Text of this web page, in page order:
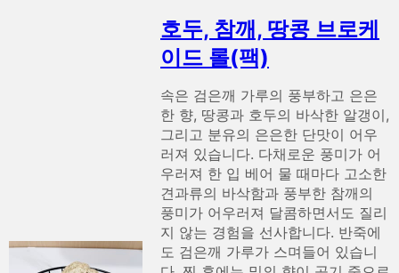
호두, 참깨, 땅콩 브로케
이드 롤(팩)
속은 검은깨 가루의 풍부하고 은은
한 향, 땅콩과 호두의 바삭한 알갱이,
그리고 분유의 은은한 단맛이 어우
러져 있습니다. 다채로운 풍미가 어
우러져 한 입 베어 물 때마다 고소한
견과류의 바삭함과 풍부한 참깨의
풍미가 어우러져 달콤하면서도 질리
지 않는 경험을 선사합니다. 반죽에
도 검은깨 가루가 스며들어 있습니